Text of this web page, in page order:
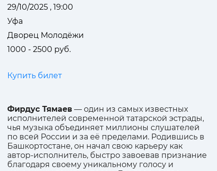
29/10/2025 , 19:00
Уфа
Дворец Молодёжи
1000 - 2500 руб.
Купить билет
Фирдус Тямаев — один из самых известных
исполнителей современной татарской эстрады,
чья музыка объединяет миллионы слушателей
по всей России и за её пределами. Родившись в
Башкортостане, он начал свою карьеру как
автор-исполнитель, быстро завоевав признание
благодаря своему уникальному голосу и